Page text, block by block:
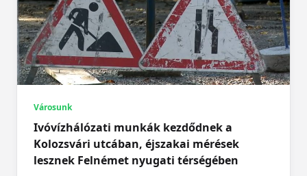
Városunk
Ivóvízhálózati munkák kezdődnek a
Kolozsvári utcában, éjszakai mérések
lesznek Felnémet nyugati térségében